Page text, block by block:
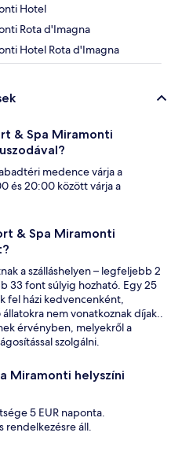
Hotel
Rota d'Imagna
Hotel Rota d'Imagna
& Spa Miramonti
medence várja a
és 20:00 között várja a
& Spa Miramonti
a szálláshelyen – legfeljebb 2
33 font súlyig hozható. Egy 25
fel házi kedvencenként,
nem vonatkoznak díjak..
érvényben, melyekről a
szolgálni.
Miramonti helyszíni
5 EUR naponta.
rendelkezésre áll.